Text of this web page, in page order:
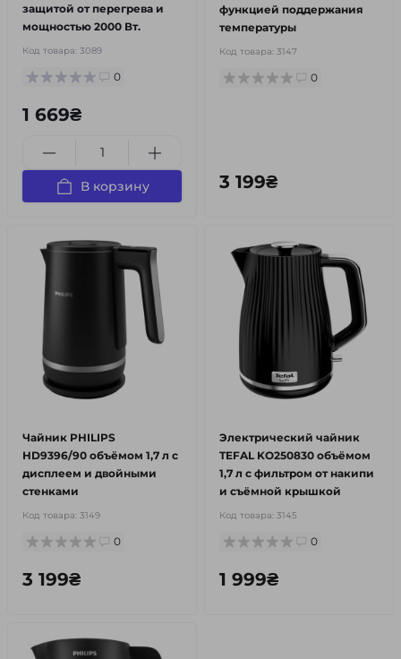
защитой от перегрева и
мощностью 2000 Вт.
Код товара: 3089
0
1 669₴
В корзину
функцией поддержания
температуры
Код товара: 3147
0
3 199₴
Чайник PHILIPS
HD9396/90 объёмом 1,7 л с
дисплеем и двойными
стенками
Код товара: 3149
0
3 199₴
Электрический чайник
TEFAL KO250830 объёмом
1,7 л с фильтром от накипи
и съёмной крышкой
Код товара: 3145
0
1 999₴